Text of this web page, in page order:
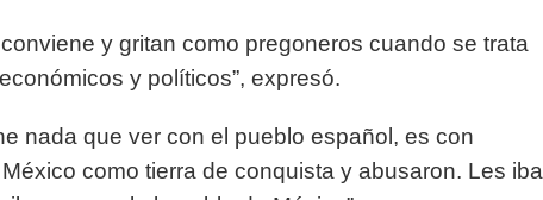
y gritan como pregoneros cuando se trata
y políticos”, expresó.
nada que ver con el pueblo español, es con
como tierra de conquista y abusaron. Les iba